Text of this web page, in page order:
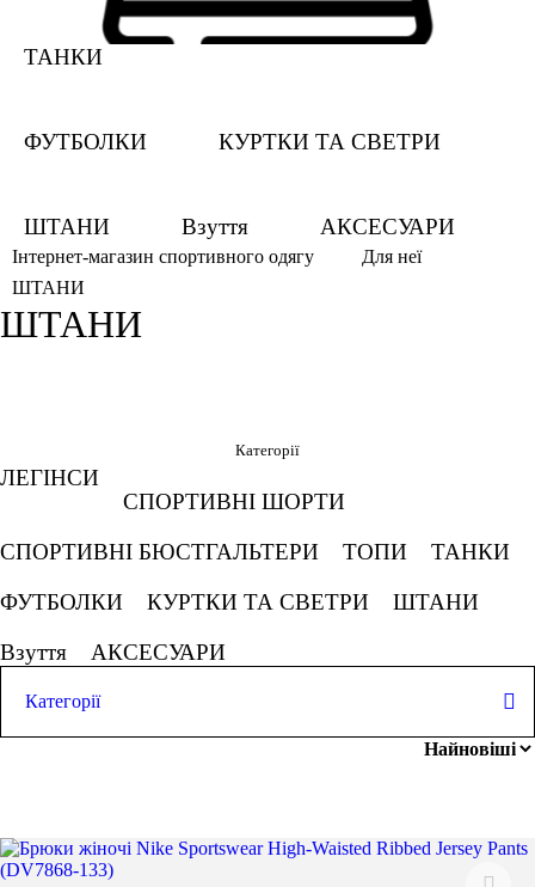
ТАНКИ
ФУТБОЛКИ КУРТКИ ТА СВЕТРИ
ШТАНИ Взуття АКСЕСУАРИ
Інтернет-магазин спортивного одягу
Для неї
ШТАНИ
ШТАНИ
Білий Кобальтово синій
Смарагдовий
Скасовувати все
Ціна
Категорії
ЛЕГІНСИ
СПОРТИВНІ ШОРТИ
СПОРТИВНІ БЮСТГАЛЬТЕРИ
ТОПИ
ТАНКИ
ФУТБОЛКИ
КУРТКИ ТА СВЕТРИ
ШТАНИ
Взуття
АКСЕСУАРИ
Категорії
ФУТБОЛКИ
-20%